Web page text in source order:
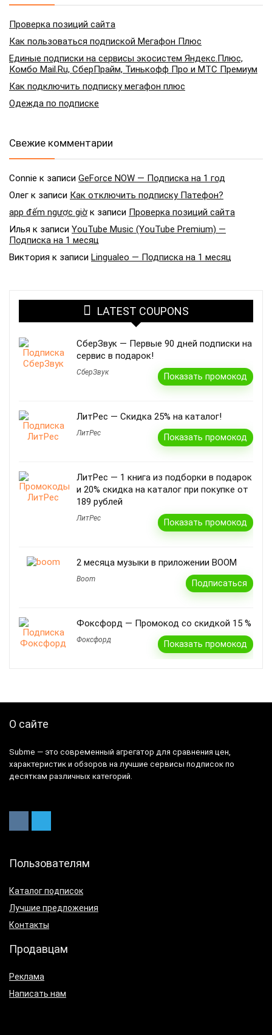
Проверка позиций сайта
Как пользоваться подпиской Мегафон Плюс
Единые подписки на сервисы экосистем Яндекс.Плюс,
Комбо Mail.Ru, СберПрайм, Тинькофф Про и МТС Премиум
Как подключить подписку мегафон плюс
Одежда по подписке
Свежие комментарии
Connie к записи GeForce NOW — Подписка на 1 год
Олег к записи Как отключить подписку Патефон?
app đếm ngược giờ к записи Проверка позиций сайта
Илья к записи YouTube Music (YouTube Premium) —
Подписка на 1 месяц
Виктория к записи Lingualeo — Подписка на 1 месяц
LATEST COUPONS
СберЗвук — Первые 90 дней подписки на
сервис в подарок!
СберЗвук Показать промокод
ЛитРес — Скидка 25% на каталог!
ЛитРес Показать промокод
ЛитРес — 1 книга из подборки в подарок
и 20% скидка на каталог при покупке от
189 рублей
ЛитРес Показать промокод
2 месяца музыки в приложении BOOM
Boom Подписаться
Фоксфорд — Промокод со скидкой 15 %
Фоксфорд Показать промокод
О сайте
Subme — это современный агрегатор для сравнения цен,
характеристик и обзоров на лучшие сервисы подписок по
десяткам различных категорий.
Пользователям
Каталог подписок
Лучшие предложения
Контакты
Продавцам
Реклама
Написать нам